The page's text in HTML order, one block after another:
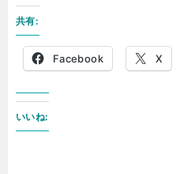
共有:
Facebook X
いいね: